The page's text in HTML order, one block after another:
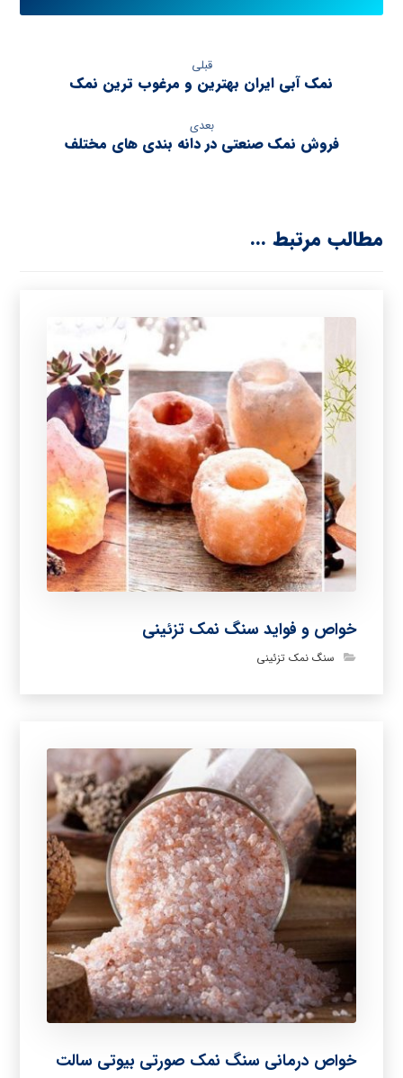
قبلی
نمک آبی ایران بهترین و مرغوب ترین نمک
بعدی
فروش نمک صنعتی در دانه بندی های مختلف
مطالب مرتبط ...
خواص و فواید سنگ نمک تزئینی
سنگ نمک تزئینی
خواص درمانی سنگ نمک صورتی بیوتی سالت